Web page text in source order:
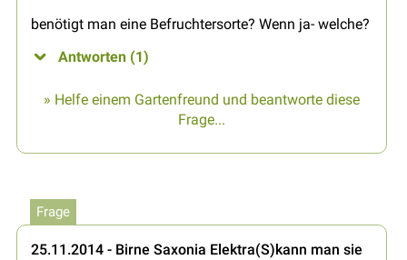
benötigt man eine Befruchtersorte? Wenn ja- welche?
Antworten (1)
» Helfe einem Gartenfreund und beantworte diese
Frage...
Frage
25.11.2014 - Birne Saxonia Elektra(S)kann man sie